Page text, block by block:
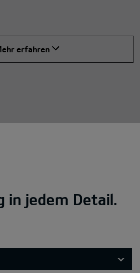
erfahren
in jedem Detail.